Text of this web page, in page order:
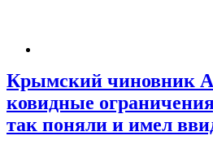
Крымский чиновник
ковидные
так поняли и имел